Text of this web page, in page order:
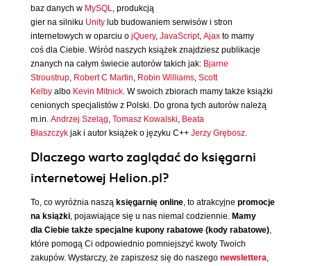
baz danych w MySQL, produkcją
gier na silniku Unity lub budowaniem serwisów i stron
internetowych w oparciu o jQuery, JavaScript, Ajax to mamy
coś dla Ciebie. Wśród naszych książek znajdziesz publikacje
znanych na całym świecie autorów takich jak: Bjarne
Stroustrup, Robert C Martin, Robin Williams, Scott
Kelby albo Kevin Mitnick. W swoich zbiorach mamy także książki
cenionych specjalistów z Polski. Do grona tych autorów należą
m.in. Andrzej Szeląg, Tomasz Kowalski, Beata
Błaszczyk jak i autor książek o języku C++ Jerzy Grębosz.
Dlaczego warto zaglądać do księgarni
internetowej Helion.pl?
To, co wyróżnia naszą księgarnię online, to atrakcyjne promocje
na książki, pojawiające się u nas niemal codziennie. Mamy
dla Ciebie także specjalne kupony rabatowe (kody rabatowe),
które pomogą Ci odpowiednio pomniejszyć kwoty Twoich
zakupów. Wystarczy, że zapiszesz się do naszego newslettera,